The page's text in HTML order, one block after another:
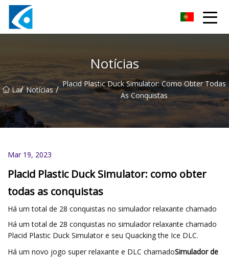
Notícias
Lar/ Notícias / Placid Plastic Duck Simulator: Como Obter Todas
As Conquistas
Mar 19, 2023
Placid Plastic Duck Simulator: como obter
todas as conquistas
Há um total de 28 conquistas no simulador relaxante chamado
Há um total de 28 conquistas no simulador relaxante chamado
Placid Plastic Duck Simulator e seu Quacking the Ice DLC.
Há um novo jogo super relaxante e DLC chamadoSimulador de